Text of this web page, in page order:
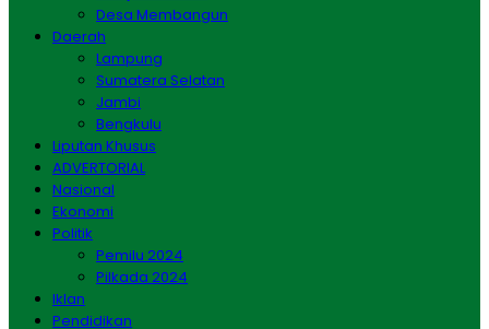
Desa Membangun
Daerah
Lampung
Sumatera Selatan
Jambi
Bengkulu
Liputan Khusus
ADVERTORIAL
Nasional
Ekonomi
Politik
Pemilu 2024
Pilkada 2024
Iklan
Pendidikan